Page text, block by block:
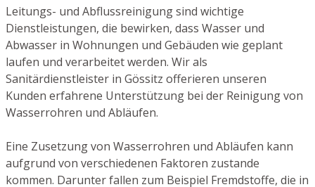
Leitungs- und Abflussreinigung sind wichtige
Dienstleistungen, die bewirken, dass Wasser und
Abwasser in Wohnungen und Gebäuden wie geplant
laufen und verarbeitet werden. Wir als
Sanitärdienstleister in Gössitz offerieren unseren
Kunden erfahrene Unterstützung bei der Reinigung von
Wasserrohren und Abläufen.
Eine Zusetzung von Wasserrohren und Abläufen kann
aufgrund von verschiedenen Faktoren zustande
kommen. Darunter fallen zum Beispiel Fremdstoffe, die in